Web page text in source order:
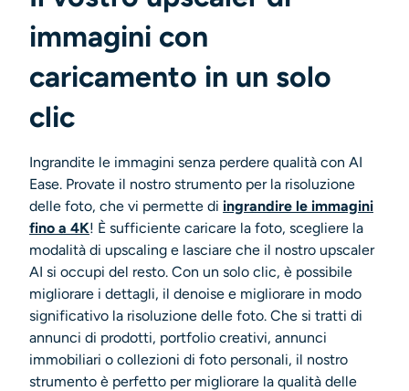
immagini con
caricamento in un solo
clic
Ingrandite le immagini senza perdere qualità con AI
Ease. Provate il nostro strumento per la risoluzione
delle foto, che vi permette di ingrandire le immagini
fino a 4K! È sufficiente caricare la foto, scegliere la
modalità di upscaling e lasciare che il nostro upscaler
AI si occupi del resto. Con un solo clic, è possibile
migliorare i dettagli, il denoise e migliorare in modo
significativo la risoluzione delle foto. Che si tratti di
annunci di prodotti, portfolio creativi, annunci
immobiliari o collezioni di foto personali, il nostro
strumento è perfetto per migliorare la qualità delle